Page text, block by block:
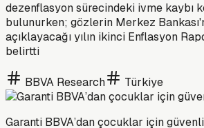
dezenflasyon sürecindeki ivme kaybı
bulunurken; gözlerin Merkez
açıklayacağı yılın ikinci Enflasyon
belirtti
BBVA Research Türkiye
Garanti BBVA’dan çocuklar için